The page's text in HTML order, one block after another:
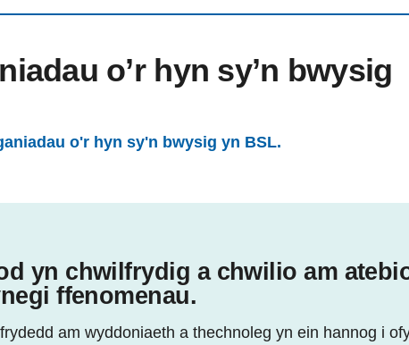
o’r hyn sy’n bwysig
o'r hyn sy'n bwysig yn BSL.
yn chwilfrydig a chwilio am
ffenomenau.
am wyddoniaeth a thechnoleg yn ein hannog i